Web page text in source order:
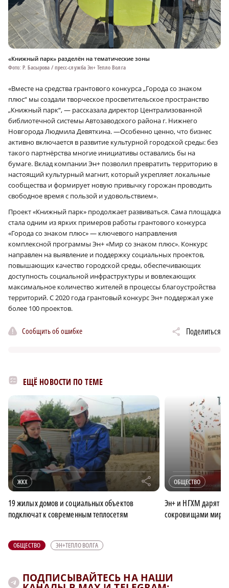
«Книжный парк» разделён на тематические зоны
Фото: Р. Басырова / пресс-служба Эн+ Тепло Волга
«Вместе на средства грантового конкурса „Города со знаком
плюс“ мы создали творческое просветительское пространство
„Книжный парк“, — рассказала директор Централизованной
библиотечной системы Автозаводского района г. Нижнего
Новгорода Людмила Девяткина. —Особенно ценно, что бизнес
активно включается в развитие культурной городской среды: без
такого партнёрства многие инициативы оставались бы на
бумаге. Вклад компании Эн+ позволил превратить территорию в
настоящий культурный магнит, который укрепляет локальные
сообщества и формирует новую привычку горожан проводить
свободное время с пользой и удовольствием».
Проект «Книжный парк» продолжает развиваться. Сама площадка
стала одним из ярких примеров работы грантового конкурса
«Города со знаком плюс» — ключевого направления
комплексной программы Эн+ «Мир со знаком плюс». Конкурс
направлен на выявление и поддержку социальных проектов,
повышающих качество городской среды, обеспечивающих
доступность социальной инфраструктуры и вовлекающих
максимальное количество жителей в процессы благоустройства
территорий. С 2020 года грантовый конкурс Эн+ поддержал уже
более 100 проектов.
Сообщить об ошибке Поделиться
ЕЩЁ НОВОСТИ ПО ТЕМЕ
ЖКХ r
19 жилых домов и социальных объектов
подключат к современным теплосетям
ОБЩЕСТВО
Эн+ и НГХМ дарят
сокровищами
ОБЩЕСТВО ЭН+ТЕПЛО ВОЛГА
ПОДПИСЫВАЙТЕСЬ НА НАШИ